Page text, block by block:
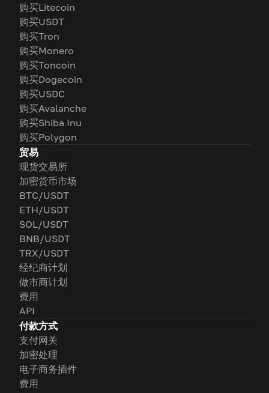
购买Litecoin
购买USDT
购买Tron
购买Monero
购买Toncoin
购买Dogecoin
购买USDC
购买Avalanche
购买Shiba Inu
购买Polygon
贸易
现货交易所
加密货币市场
BTC/USDT
ETH/USDT
SOL/USDT
BNB/USDT
TRX/USDT
经纪商计划
做市商计划
费用
API
付款方式
支付网关
加密处理
电子商务插件
费用